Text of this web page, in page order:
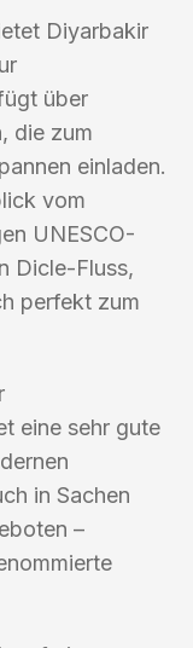
Diyarbakir
über
die zum
einladen.
vom
UNESCO-
Dicle-Fluss,
perfekt zum
eine sehr gute
in Sachen
–